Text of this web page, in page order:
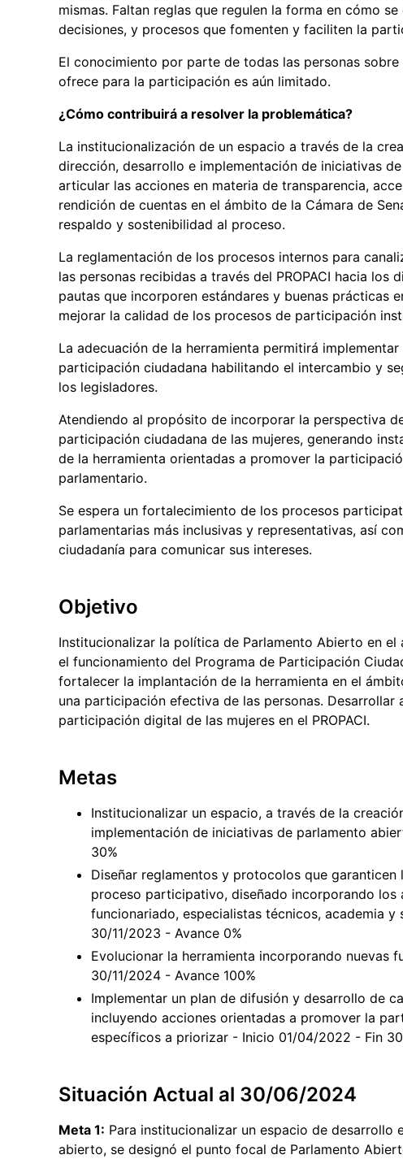
mismas. Faltan reglas que regulen la forma en cómo
decisiones, y procesos que fomenten y faciliten la
El conocimiento por parte de todas las personas
ofrece para la participación es aún limitado.
¿Cómo contribuirá a resolver la problemática?
La institucionalización de un espacio a través de la
dirección, desarrollo e implementación de iniciativas
articular las acciones en materia de transparencia,
rendición de cuentas en el ámbito de la Cámara de
respaldo y sostenibilidad al proceso.
La reglamentación de los procesos internos para
las personas recibidas a través del PROPACI hacia
pautas que incorporen estándares y buenas prácticas
mejorar la calidad de los procesos de participación
La adecuación de la herramienta permitirá
participación ciudadana habilitando el intercambio y
los legisladores.
Atendiendo al propósito de incorporar la perspectiva
participación ciudadana de las mujeres, generando
de la herramienta orientadas a promover la
parlamentario.
Se espera un fortalecimiento de los procesos
parlamentarias más inclusivas y representativas, así
ciudadanía para comunicar sus intereses.
Objetivo
Institucionalizar la política de Parlamento Abierto en el
el funcionamiento del Programa de Participación
fortalecer la implantación de la herramienta en el
una participación efectiva de las personas.
participación digital de las mujeres en el PROPACI.
Metas
Institucionalizar un espacio, a través de la
implementación de iniciativas de parlamento
30%
Diseñar reglamentos y protocolos que
proceso participativo, diseñado incorporando los
funcionariado, especialistas técnicos, academia
30/11/2023 - Avance 0%
Evolucionar la herramienta incorporando nuevas
30/11/2024 - Avance 100%
Implementar un plan de difusión y desarrollo de
incluyendo acciones orientadas a promover la
específicos a priorizar - Inicio 01/04/2022 - Fin
Situación Actual al 30/06/2024
Meta 1: Para institucionalizar un espacio de
abierto, se designó el punto focal de Parlamento